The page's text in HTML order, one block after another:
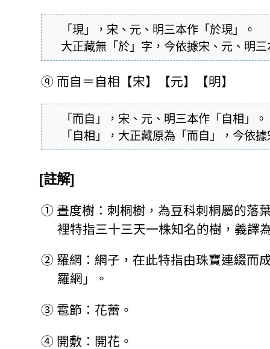
大正藏無「於」字，今依據宋、元、明
ⓠ 而自＝自相【宋】【元】【明】
「自相」，大正藏原為「而自」，今依
[註解]
① 晝度樹：刺桐樹，為豆科刺桐屬的落
裡特指三十三天一株知名的樹，義譯
② 羅網：網子，在此特指由珠寶連綴而
羅網」。
③ 雹節：花蕾。
④ 開敷：開花。